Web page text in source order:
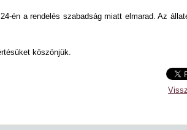
én a rendelés szabadság miatt elmarad. Az
köszönjük.